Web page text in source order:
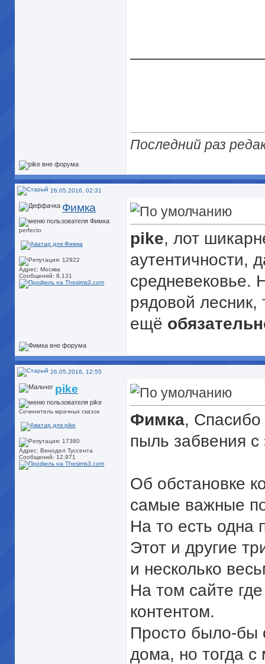
Последний раз
26.05.2016, 02:31
Фимка
perfecto
Адрес: Москва
Сообщений: 8,131
pike, лот
аутентичности,
средневековье.
рядовой лесник,
ещё
26.05.2016, 12:55
pike
Сочинитель мрачных сказок
Адрес: Винодел Туссента
Сообщений: 12,971
Фимка, Спасибо
пыль забвения
Об обстановке
самые важные
На то есть одна
Этот и другие
и несколько
На том сайте
контентом.
Просто было-бы
дома, но тогда с